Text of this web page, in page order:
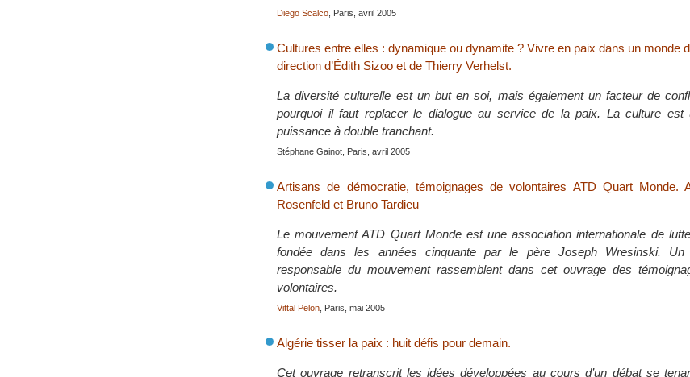
Diego Scalco , Paris, avril 2005
Cultures entre elles : dynamique ou dynamite ? Vivre en paix dans un monde
direction d’Édith Sizoo et de Thierry Verhelst.
La diversité culturelle est un but en soi, mais également un facteur de
pourquoi il faut replacer le dialogue au service de la paix. La culture est
puissance à double tranchant.
Stéphane Gainot, Paris, avril 2005
Artisans de démocratie, témoignages de volontaires ATD Quart Monde.
Rosenfeld et Bruno Tardieu
Le mouvement ATD Quart Monde est une association internationale de
fondée dans les années cinquante par le père Joseph Wresinski.
responsable du mouvement rassemblent dans cet ouvrage des
volontaires.
Vittal Pelon , Paris, mai 2005
Algérie tisser la paix : huit défis pour demain.
Cet ouvrage retranscrit les idées développées au cours d’un débat se